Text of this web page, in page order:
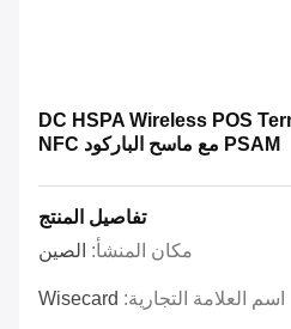
DC HSPA Wireless POS
PSAM مع ماسح الباركود NFC
تفاصيل المنتج
مكان المنشأ: الصين
اسم العلامة التجارية: Wisecard